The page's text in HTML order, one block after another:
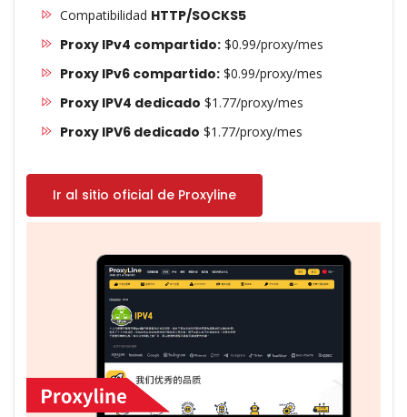
Compatibilidad HTTP/SOCKS5
Proxy IPv4 compartido:$0.99/proxy/mes
Proxy IPv6 compartido:$0.99/proxy/mes
Proxy IPV4 dedicado $1.77/proxy/mes
Proxy IPV6 dedicado $1.77/proxy/mes
Ir al sitio oficial de Proxyline